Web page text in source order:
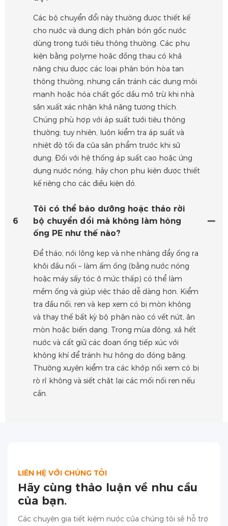
Các bộ chuyển đổi này thường được thiết kế
cho nước và dung dịch phân bón gốc nước
dùng trong tưới tiêu thông thường. Các phụ
kiện bằng polyme hoặc đồng thau có khả
năng chịu được các loại phân bón hòa tan
thông thường, nhưng cần tránh các dung môi
mạnh hoặc hóa chất gốc dầu mỏ trừ khi nhà
sản xuất xác nhận khả năng tương thích.
Chúng phù hợp với áp suất tưới tiêu thông
thường; tuy nhiên, luôn kiểm tra áp suất và
nhiệt độ tối đa của sản phẩm trước khi sử
dụng. Đối với hệ thống áp suất cao hoặc ứng
dụng nước nóng, hãy chọn phụ kiện được thiết
kế riêng cho các điều kiện đó.
6
Tôi có thể bảo dưỡng hoặc tháo rời
bộ chuyển đổi mà không làm hỏng
ống PE như thế nào?
Để tháo, nới lỏng kẹp và nhẹ nhàng đẩy ống ra
khỏi đầu nối – làm ấm ống (bằng nước nóng
hoặc máy sấy tóc ở mức thấp) có thể làm
mềm ống và giúp việc tháo dễ dàng hơn. Kiểm
tra đầu nối, ren và kẹp xem có bị mòn không
và thay thế bất kỳ bộ phận nào có vết nứt, ăn
mòn hoặc biến dạng. Trong mùa đông, xả hết
nước và cất giữ các đoạn ống tiếp xúc với
không khí để tránh hư hỏng do đóng băng.
Thường xuyên kiểm tra các khớp nối xem có bị
rò rỉ không và siết chặt lại các mối nối ren nếu
cần.
LIÊN HỆ VỚI CHÚNG TÔI
Hãy cùng thảo luận về nhu cầu
của bạn.
Các chuyên gia tiết kiệm nước của chúng tôi sẽ hỗ trợ